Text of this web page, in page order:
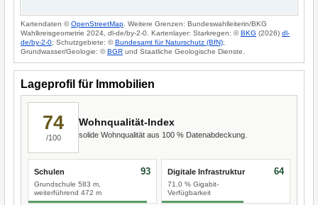
Kartendaten ©OpenStreetMap . Weitere Grenzen: Bundeswahlleiterin/BKG
Wahlkreisgeometrie 2024, dl-de/by-2-0. Kartenlayer: Starkregen: ©BKG (2026) dl-
de/by-2-0; Schutzgebiete: ©Bundesamt für Naturschutz (BfN);
Grundwasser/Geologie: ©BGR und Staatliche Geologische Dienste.
Lageprofil für Immobilien
74
/100
Wohnqualität-Index
solide Wohnqualität aus 100 % Datenabdeckung.
Schulen
Grundschule 583 m,
weiterführend 472 m
93 Digitale Infrastruktur
71,0 % Gigabit-
Verfügbarkeit
64